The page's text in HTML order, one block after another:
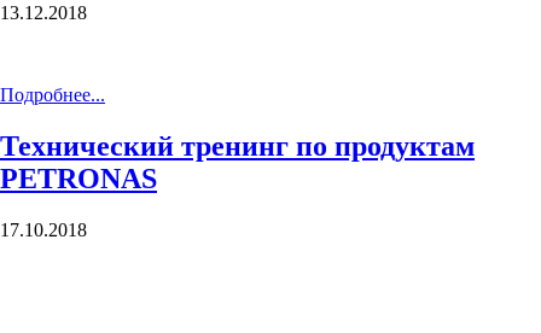
13.12.2018
Подробнее...
Технический тренинг по продуктам
PETRONAS
17.10.2018